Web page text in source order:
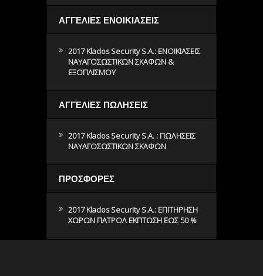
ΑΓΓΕΛΙΕΣ ΕΝΟΙΚΙΑΣΕΙΣ
2017 Klados Security S.A.: ΕΝΟΙΚΙΑΣΕΙΣ
ΝΑΥΑΓΟΣΩΣΤΙΚΩΝ ΣΚΑΦΩΝ &
ΕΞΟΠΛΙΣΜΟΥ
ΑΓΓΕΛΙΕΣ ΠΩΛΗΣΕΙΣ
2017 Klados Security S.A. : ΠΩΛΗΣΕΙΣ
ΝΑΥΑΓΟΣΩΣΤΙΚΩΝ ΣΚΑΦΩΝ
ΠΡΟΣΦΟΡΕΣ
2017 Klados Security S.A.: ΕΠΙΤΗΡΗΣΗ
ΧΩΡΩΝ ΠΑΤΡΟΛ ΕΚΠΤΩΣΗ ΕΩΣ 50 %